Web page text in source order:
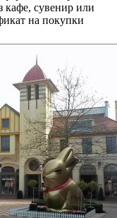
кафе, сувенир или
на покупки